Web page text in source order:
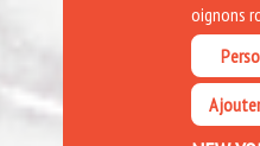
oignons